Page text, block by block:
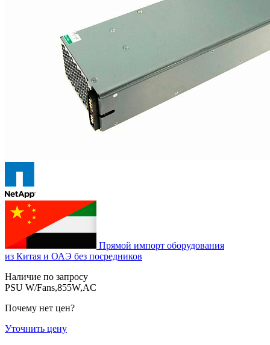
Прямой импорт оборудования
из Китая и ОАЭ без посредников
Наличие по запросу
PSU W/Fans,855W,AC
Почему нет цен?
Уточнить цену